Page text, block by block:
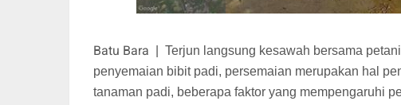
Batu Bara
Terjun langsung kesawah bersama
penyemaian bibit padi, persemaian merupakan hal
tanaman padi, beberapa faktor yang mempengaruhi